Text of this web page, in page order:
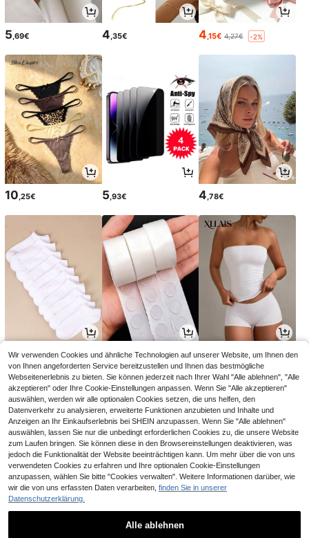
5 ,69€ 4 ,35€ 4 ,15€ 4,27€ -2%
10,25€ 5,93€ 4,78€
3,38€ 3,08€ 8,90€
3
Wir verwenden Cookies und ähnliche Technologien auf unserer Website, um Ihnen den
von Ihnen angeforderten Service bereitzustellen und Ihnen das bestmögliche
Webseitenerlebnis zu bieten. Sie können jederzeit nach Ihrer Wahl "Alle ablehnen", "Alle
akzeptieren" oder Ihre Cookie-Einstellungen anpassen. Wenn Sie "Alle akzeptieren"
auswählen, werden wir alle optionalen Cookies setzen, die uns helfen, den
Datenverkehr zu analysieren, erweiterte Funktionen anzubieten und Inhalte und
Anzeigen an Ihr Einkaufserlebnis bei SHEIN anzupassen. Wenn Sie "Alle ablehnen"
auswählen, lassen Sie nur die unbedingt erforderlichen Cookies zu, die unsere Website
zum Laufen bringen. Sie können diese in den Browsereinstellungen deaktivieren, was
jedoch die Funktionalität der Website beeinträchtigen kann. Um mehr über die von uns
verwendeten Cookies zu erfahren und Ihre optionalen Cookie-Einstellungen
anzupassen, wählen Sie bitte "Cookies verwalten". Weitere Informationen darüber, wie
wir die von uns erfassten Daten verarbeiten, finden Sie in unserer
Datenschutzerklärung.
Alle ablehnen